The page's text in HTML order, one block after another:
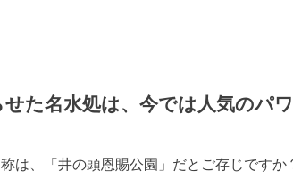
た名水処は、今では人気のパワ
は、「井の頭恩賜公園」だとご存じです